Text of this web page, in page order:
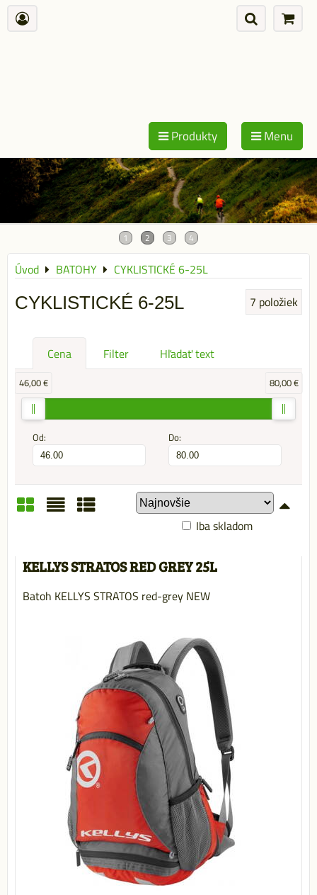
Produkty Menu
Úvod BATOHY CYKLISTICKÉ 6-25L
CYKLISTICKÉ 6-25L 7 položiek
Cena Filter Hľadať text
Od: Do:
46,00 € 80,00 €
Iba skladom
KELLYS STRATOS RED GREY 25L
Batoh KELLYS STRATOS red-grey NEW